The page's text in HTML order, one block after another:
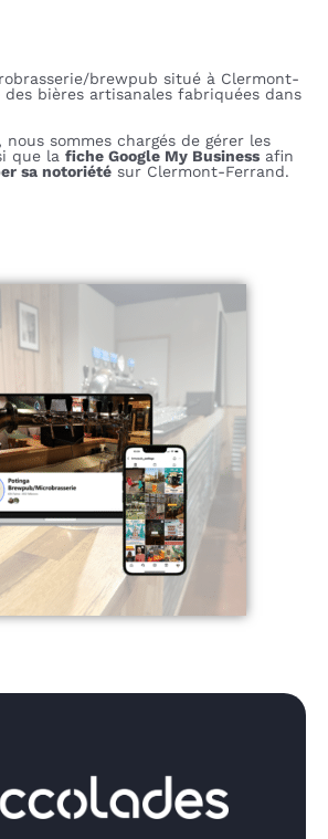
brewpub situé à Clermont-
bières artisanales fabriquées dans
nous sommes chargés de gérer les
que la fiche Google My Business afin
sa notoriété sur Clermont-Ferrand.